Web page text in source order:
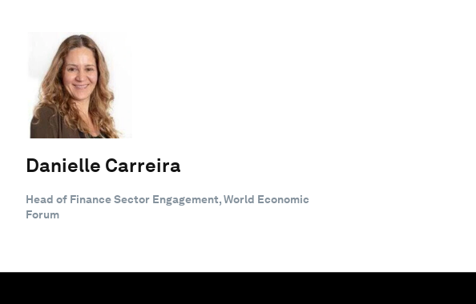
Danielle Carreira
Head of Finance Sector Engagement, World Economic
Forum